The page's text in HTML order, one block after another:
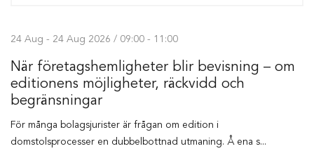
24 Aug - 24 Aug 2026 / 09:00 - 11:00
När företagshemligheter blir bevisning – om
editionens möjligheter, räckvidd och
begränsningar
För många bolagsjurister är frågan om edition i
domstolsprocesser en dubbelbottnad utmaning. Å ena s...